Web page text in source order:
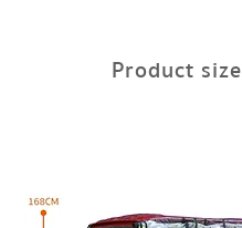
Product size